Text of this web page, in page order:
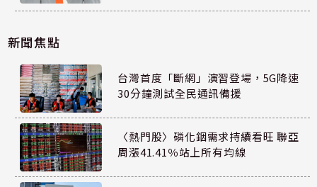
新聞焦點
台灣首度「斷網」演習登場，5G降速
30分鐘測試全民通訊備援
〈熱門股〉磷化銦需求持續看旺 聯亞
周漲41.41％站上所有均線